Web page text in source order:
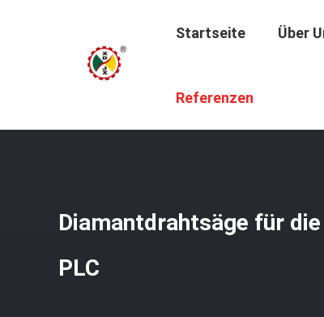
Startseite Über
Referenzen
Diamantdrahtsäge für
PLC